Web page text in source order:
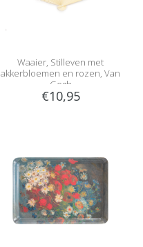
Waaier, Stilleven met
akkerbloemen en rozen, Van
Gogh
€10,95